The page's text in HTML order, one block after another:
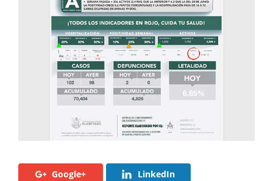
de
Covid
en
el
estado:
Secretaría
Salud
Google+ LinkedIn